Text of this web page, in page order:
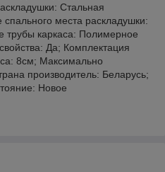
Стальная
места раскладушки:
трубы каркаса: Полимерное
Да; Комплектация
8см; Максимально
производитель: Беларусь;
Новое